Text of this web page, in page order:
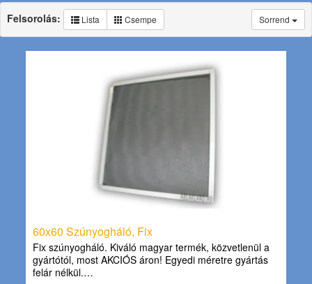
Sorrend
Felsorolás: Lista Csempe
60x60 Szúnyogháló, Fix
Fix szúnyogháló. Kiváló magyar termék, közvetlenül a
gyártótól, most AKCIÓS áron! Egyedi méretre gyártás
felár nélkül.…